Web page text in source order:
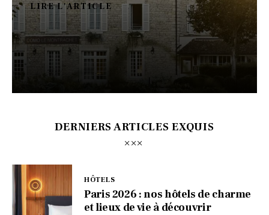
LIRE L'ARTICLE
DERNIERS ARTICLES EXQUIS
HÔTELS
Paris 2026 : nos hôtels de charme
et lieux de vie à découvrir